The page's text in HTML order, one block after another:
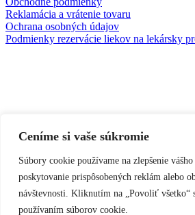
Ceníme si vaše súkromie
Súbory cookie používame na zlepšenie
poskytovanie prispôsobených reklám alebo
návštevnosti. Kliknutím na „Povoliť všetko“
používaním súborov cookie.
Reklamácia a vrátenie tovaru
Ochrana osobných údajov
Podmienky rezervácie liekov na lekársky